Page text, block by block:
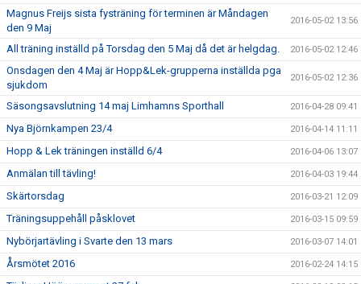
Magnus Freijs sista fysträning för terminen är Måndagen
den 9 Maj
2016-05-02 13:56
All träning inställd på Torsdag den 5 Maj då det är helgdag. 2016-05-02 12:46
Onsdagen den 4 Maj är Hopp&Lek-grupperna inställda pga
sjukdom
2016-05-02 12:36
Säsongsavslutning 14 maj Limhamns Sporthall 2016-04-28 09:41
Nya Björnkampen 23/4 2016-04-14 11:11
Hopp & Lek träningen inställd 6/4 2016-04-06 13:07
Anmälan till tävling! 2016-04-03 19:44
Skärtorsdag 2016-03-21 12:09
Träningsuppehåll påsklovet 2016-03-15 09:59
Nybörjartävling i Svarte den 13 mars 2016-03-07 14:01
Årsmötet 2016 2016-02-24 14:15